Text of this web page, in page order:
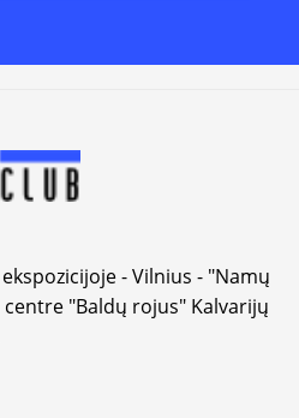
- Vilnius - "Namų
"Baldų rojus" Kalvarijų